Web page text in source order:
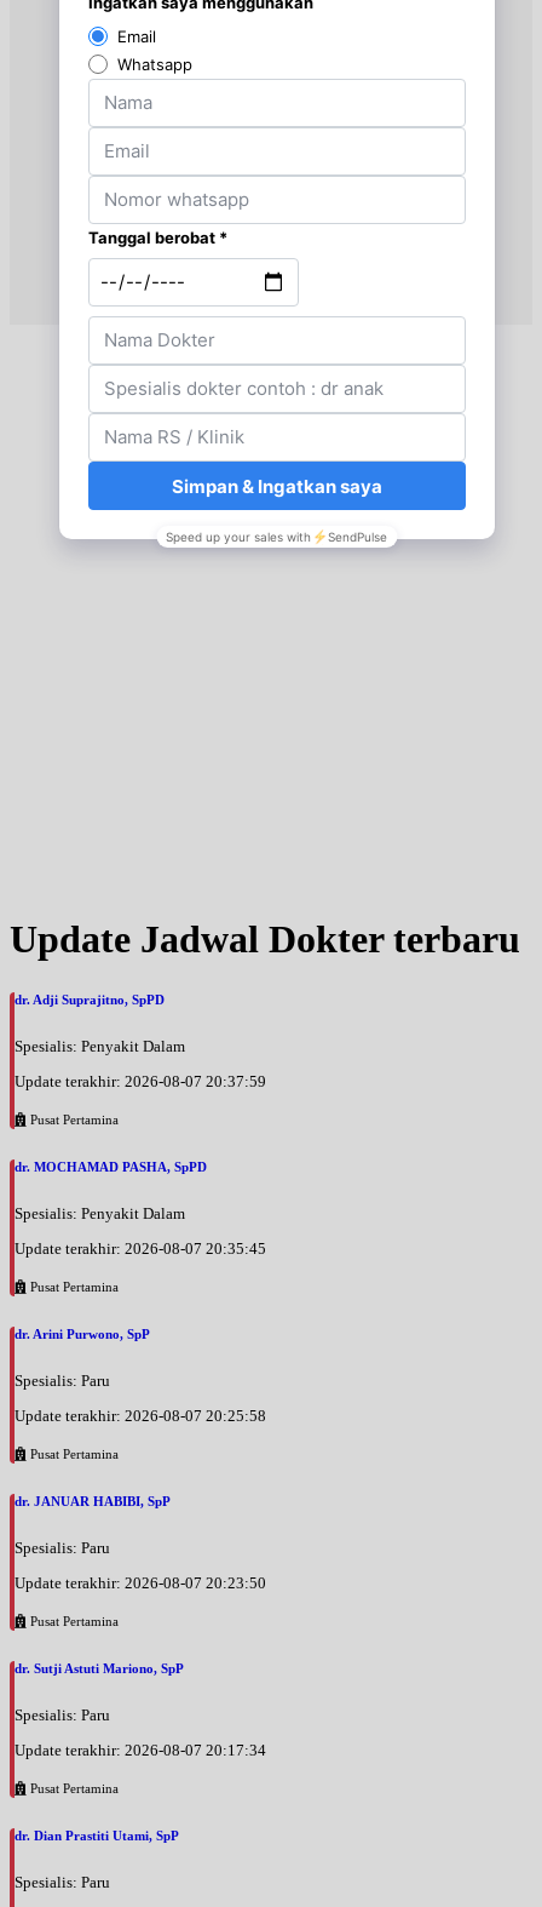
Update Jadwal Dokter terbaru
dr. Adji Suprajitno, SpPD
Spesialis: Penyakit Dalam
Update terakhir: 2026-08-07 20:37:59
Pusat Pertamina
dr. MOCHAMAD PASHA, SpPD
Spesialis: Penyakit Dalam
Update terakhir: 2026-08-07 20:35:45
Pusat Pertamina
dr. Arini Purwono, SpP
Spesialis: Paru
Update terakhir: 2026-08-07 20:25:58
Pusat Pertamina
dr. JANUAR HABIBI, SpP
Spesialis: Paru
Update terakhir: 2026-08-07 20:23:50
Pusat Pertamina
dr. Sutji Astuti Mariono, SpP
Spesialis: Paru
Update terakhir: 2026-08-07 20:17:34
Pusat Pertamina
dr. Dian Prastiti Utami, SpP
Spesialis: Paru